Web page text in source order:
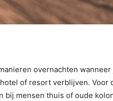
overnachten
of resort verblijven. Voor
bij mensen thuis of oude